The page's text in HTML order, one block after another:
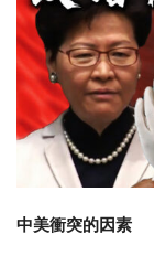
中美衝突的因素